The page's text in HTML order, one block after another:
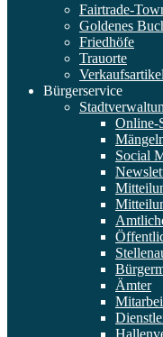
Fairtrade-
Goldenes
Friedhöfe
Trauorte
Verkaufsartikel
Bürgerservice
Online-
Social
Ämter